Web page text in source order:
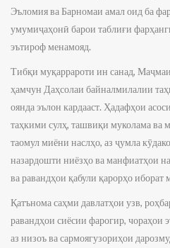
Эъломия ва Барномаи амал оид ба
умумиҷаҳонӣ барои таблиғи
эътироф менамояд.
Тибқи муқаррароти ин санад,
ҳамчун Даҳсолаи байналмилалии
оянда эълон кардааст. Ҳадафҳои
таҳкими сулҳ, ташвиқи муколама ва
таомул миёни наслҳо, аз ҷумла
назардошти ниёзҳо ва манфиатҳои
ва равандҳои қабули қарорҳо иборат
Қатънома саҳми давлатҳои узв,
равандҳои сиёсии фарогир, чораҳои
аз низоъ ва сармоягузориҳои